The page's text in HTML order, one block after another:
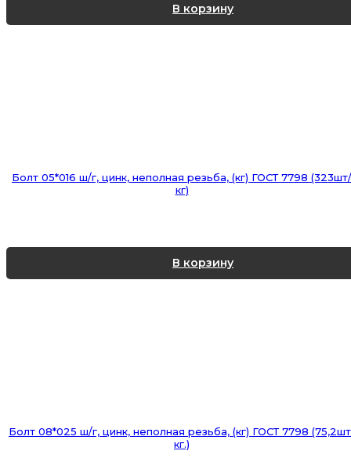
В корзину
Болт 05*016 ш/г, цинк, неполная резьба, (кг) ГОСТ 7798 (323шт/
кг)
В корзину
Болт 08*025 ш/г, цинк, неполная резьба, (кг) ГОСТ 7798
кг.)